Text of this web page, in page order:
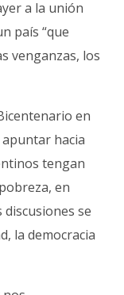
a la unión
país “que
venganzas, los
en
hacia
tengan
en
discusiones se
la democracia